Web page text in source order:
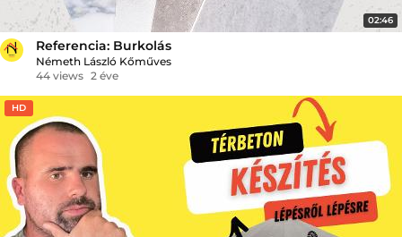
02:46
Referencia: Burkolás
Németh László Kőműves
44 views 2 éve
HD